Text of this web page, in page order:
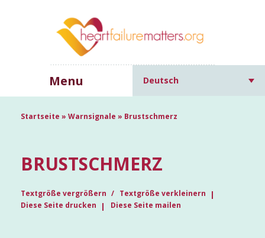
Menu Deutsch
Startseite » Warnsignale » Brustschmerz
BRUSTSCHMERZ
Textgröße vergrößern
Textgröße verkleinern
Diese Seite drucken
Diese Seite mailen